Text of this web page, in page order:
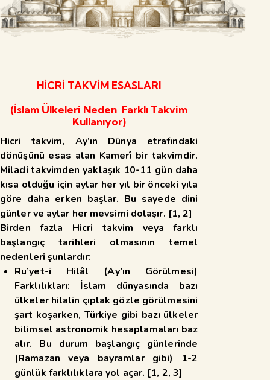
HİCRİ TAKVİM ESASLARI
(İslam Ülkeleri Neden Farklı Takvim
Kullanıyor)
Hicri takvim, Ay’ın Dünya etrafındaki
dönüşünü esas alan Kamerîbir takvimdir.
Miladi takvimden yaklaşık 10-11 gün daha
kısa olduğu için aylar her yıl bir önceki yıla
göre daha erken başlar. Bu sayede dini
günler ve aylar her mevsimi dolaşır. [1,2]
Birden fazla Hicri takvim veya farklı
başlangıç tarihleri olmasının temel
nedenleri şunlardır:
Ru’yet-i Hilâl (Ay’ın Görülmesi)
Farklılıkları: İslam dünyasında bazı
ülkeler hilalin çıplak gözle görülmesini
şart koşarken, Türkiye gibi bazı ülkeler
bilimsel astronomik hesaplamaları baz
alır. Bu durum başlangıç günlerinde
(Ramazan veya bayramlar gibi) 1-2
günlük farklılıklara yol açar. [1, 2, 3]